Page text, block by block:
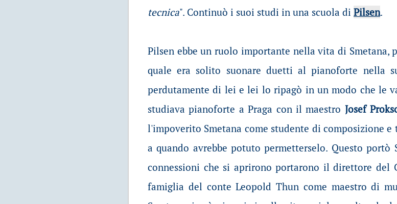
tecnica". Continuò i suoi studi in una scuola di Pilsen.
Pilsen ebbe un ruolo importante nella vita di Smetana,
quale era solito suonare duetti al pianoforte nella
perdutamente di lei e lei lo ripagò in un modo che le
studiava pianoforte a Praga con il maestro Josef
l'impoverito Smetana come studente di composizione
a quando avrebbe potuto permetterselo. Questo portò
connessioni che si aprirono portarono il direttore del
famiglia del conte Leopold Thun come maestro di